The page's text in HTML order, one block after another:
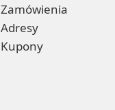
Zamówienia
Adresy
Kupony